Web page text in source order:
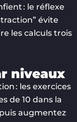
: le réflexe
évite
les calculs trois
niveaux
: les exercices
de 10 dans la
augmentez